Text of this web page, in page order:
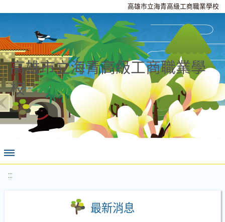
高雄市立海青高級工商職業學校
高雄市立海青高級工商職業學
校
:::
最新消息